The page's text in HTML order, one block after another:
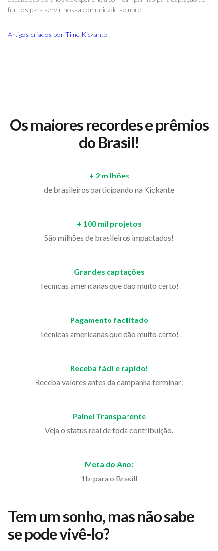
fundos para servir nossa comunidade sempre.
Artigos criados porTime Kickante
Os maiores recordes e prêmios
do Brasil!
+ 2 milhões
de brasileiros participando na Kickante
+ 100 mil projetos
São milhões de brasileiros impactados!
Grandes captações
Técnicas americanas que dão muito certo!
Pagamento facilitado
Técnicas americanas que dão muito certo!
Receba fácil e rápido!
Receba valores antes da campanha terminar!
Painel Transparente
Veja o status real de toda contribuição.
Meta do Ano:
1bi para o Brasil!
Tem um sonho, mas não sabe
se pode vivê-lo?